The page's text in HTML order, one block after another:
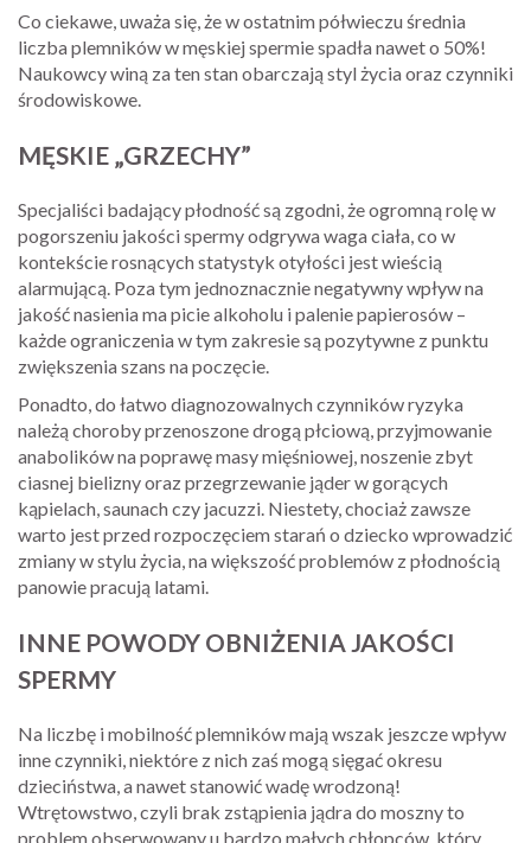
Co ciekawe, uważa się, że w ostatnim półwieczu średnia
liczba plemników w męskiej spermie spadła nawet o 50%!
Naukowcy winą za ten stan obarczają styl życia oraz czynniki
środowiskowe.
MĘSKIE „GRZECHY”
Specjaliści badający płodność są zgodni, że ogromną rolę w
pogorszeniu jakości spermy odgrywa waga ciała, co w
kontekście rosnących statystyk otyłości jest wieścią
alarmującą. Poza tym jednoznacznie negatywny wpływ na
jakość nasienia ma picie alkoholu i palenie papierosów –
każde ograniczenia w tym zakresie są pozytywne z punktu
zwiększenia szans na poczęcie.
Ponadto, do łatwo diagnozowalnych czynników ryzyka
należą choroby przenoszone drogą płciową, przyjmowanie
anabolików na poprawę masy mięśniowej, noszenie zbyt
ciasnej bielizny oraz przegrzewanie jąder w gorących
kąpielach, saunach czy jacuzzi. Niestety, chociaż zawsze
warto jest przed rozpoczęciem starań o dziecko wprowadzić
zmiany w stylu życia, na większość problemów z płodnością
panowie pracują latami.
INNE POWODY OBNIŻENIA JAKOŚCI
SPERMY
Na liczbę i mobilność plemników mają wszak jeszcze wpływ
inne czynniki, niektóre z nich zaś mogą sięgać okresu
dzieciństwa, a nawet stanowić wadę wrodzoną!
Wtrętowstwo, czyli brak zstąpienia jądra do moszny to
problem obserwowany u bardzo małych chłopców, który